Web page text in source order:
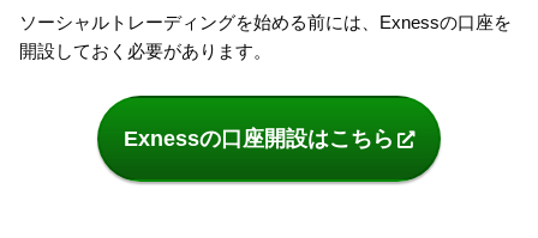
ソーシャルトレーディングを始める前には、Exnessの口座を
開設しておく必要があります。
Exnessの口座開設はこちら